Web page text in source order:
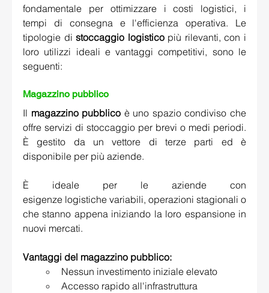
fondamentale per ottimizzare i costi logistici, i
tempi di consegna e l'efficienza operativa. Le
tipologie di stoccaggio logistico più rilevanti, con i
loro utilizzi ideali e vantaggi competitivi, sono le
seguenti:
Magazzino pubblico
Il magazzino pubblico è uno spazio condiviso che
offre servizi di stoccaggio per brevi o medi periodi.
È gestito da un vettore di terze parti ed è
disponibile per più aziende.
È ideale per le aziende con
esigenze logistiche variabili, operazioni stagionali o
che stanno appena iniziando la loro espansione in
nuovi mercati.
Vantaggi del magazzino pubblico:
Nessun investimento iniziale elevato
Accesso rapido all'infrastruttura